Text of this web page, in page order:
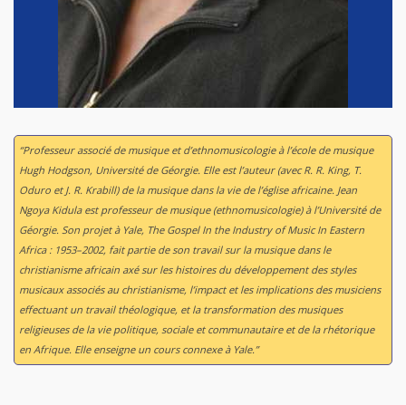
“Professeur associé de musique et d’ethnomusicologie à l’école de musique
Hugh Hodgson, Université de Géorgie. Elle est l’auteur (avec R. R. King, T.
Oduro et J. R. Krabill) de la musique dans la vie de l’église africaine. Jean
Ngoya Kidula est professeur de musique (ethnomusicologie) à l’Université de
Géorgie. Son projet à Yale, The Gospel In the Industry of Music In Eastern
Africa : 1953–2002, fait partie de son travail sur la musique dans le
christianisme africain axé sur les histoires du développement des styles
musicaux associés au christianisme, l’impact et les implications des musiciens
effectuant un travail théologique, et la transformation des musiques
religieuses de la vie politique, sociale et communautaire et de la rhétorique
en Afrique. Elle enseigne un cours connexe à Yale.”